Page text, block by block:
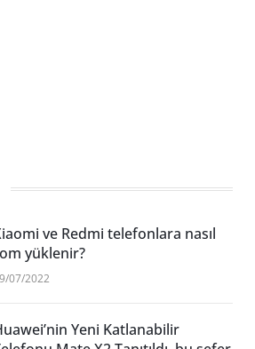
ve Redmi telefonlara nasıl
yüklenir?
07/2022
Yeni Katlanabilir